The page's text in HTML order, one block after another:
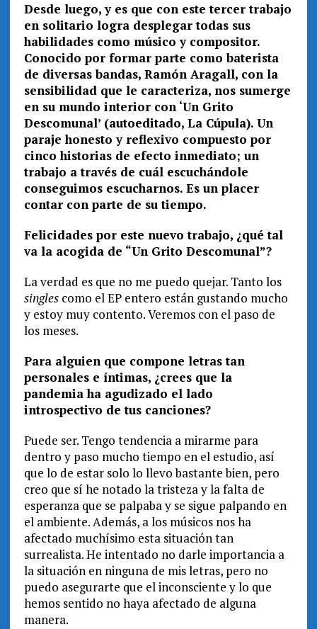
Desde luego, y es que con este tercer trabajo
en solitario logra desplegar todas sus
habilidades como músico y compositor.
Conocido por formar parte como baterista
de diversas bandas, Ramón Aragall, con la
sensibilidad que le caracteriza, nos sumerge
en su mundo interior con ‘Un Grito
Descomunal’ (autoeditado, La Cúpula). Un
paraje honesto y reflexivo compuesto por
cinco historias de efecto inmediato; un
trabajo a través de cuál escuchándole
conseguimos escucharnos. Es un placer
contar con parte de su tiempo.
Felicidades por este nuevo trabajo, ¿qué tal
va la acogida de “Un Grito Descomunal”?
La verdad es que no me puedo quejar. Tanto los
singlescomo el EP entero están gustando mucho
y estoy muy contento. Veremos con el paso de
los meses.
Para alguien que compone letras tan
personales e íntimas, ¿crees que la
pandemia ha agudizado el lado
introspectivo de tus canciones?
Puede ser. Tengo tendencia a mirarme para
dentro y paso mucho tiempo en el estudio, así
que lo de estar solo lo llevo bastante bien, pero
creo que sí he notado la tristeza y la falta de
esperanza que se palpaba y se sigue palpando en
el ambiente. Además, a los músicos nos ha
afectado muchísimo esta situación tan
surrealista. He intentado no darle importancia a
la situación en ninguna de mis letras, pero no
puedo asegurarte que el inconsciente y lo que
hemos sentido no haya afectado de alguna
manera.